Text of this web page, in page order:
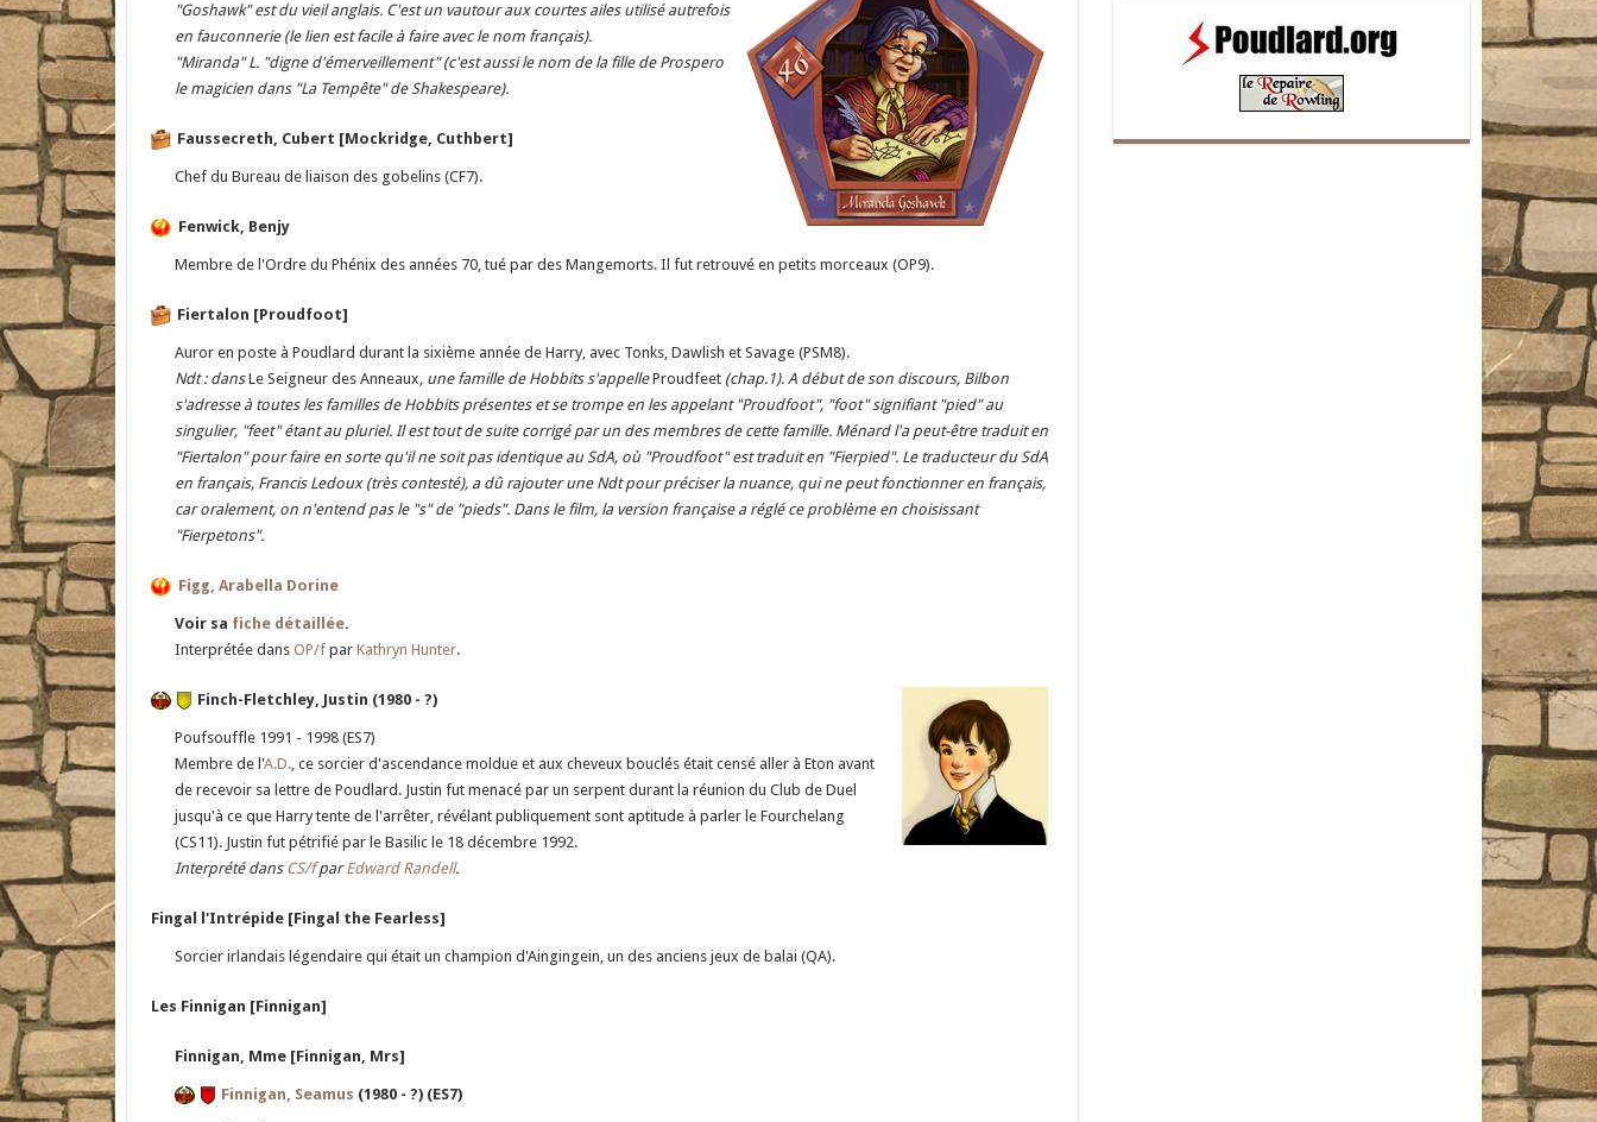
"Goshawk" est du vieil anglais. C'est un vautour aux courtes ailes utilisé autrefois
en fauconnerie (le lien est facile à faire avec le nom français).
"Miranda" L. "digne d'émerveillement" (c'est aussi le nom de la fille de Prospero
le magicien dans "La Tempête" de Shakespeare).
Faussecreth, Cubert [Mockridge, Cuthbert]
Chef du Bureau de liaison des gobelins (CF7).
Fenwick, Benjy
Membre de l'Ordre du Phénix des années 70, tué par des Mangemorts. Il fut retrouvé en petits morceaux (OP9).
Fiertalon [Proudfoot]
Auror en poste à Poudlard durant la sixième année de Harry, avec Tonks, Dawlish et Savage (PSM8).
Ndt : dansLe Seigneur des Anneaux, une famille de Hobbits s'appelleProudfeet (chap.1). A début de son discours, Bilbon
s'adresse à toutes les familles de Hobbits présentes et se trompe en les appelant "Proudfoot", "foot" signifiant "pied" au
singulier, "feet" étant au pluriel. Il est tout de suite corrigé par un des membres de cette famille. Ménard l'a peut-être traduit en
"Fiertalon" pour faire en sorte qu'il ne soit pas identique au SdA, où "Proudfoot" est traduit en "Fierpied". Le traducteur du SdA
en français, Francis Ledoux (très contesté), a dû rajouter une Ndt pour préciser la nuance, qui ne peut fonctionner en français,
car oralement, on n'entend pas le "s" de "pieds". Dans le film, la version française a réglé ce problème en choisissant
"Fierpetons".
Figg, Arabella Dorine
Voir sa fiche détaillée.
Interprétée dans OP/f par Kathryn Hunter.
Finch-Fletchley, Justin (1980 - ?)
Poufsouffle 1991 - 1998 (ES7)
Membre de l'A.D., ce sorcier d'ascendance moldue et aux cheveux bouclés était censé aller à Eton avant
de recevoir sa lettre de Poudlard. Justin fut menacé par un serpent durant la réunion du Club de Duel
jusqu'à ce que Harry tente de l'arrêter, révélant publiquement sont aptitude à parler le Fourchelang
(CS11). Justin fut pétrifié par le Basilic le 18 décembre 1992.
Interprété dans CS/fparEdward Randell.
Fingal l'Intrépide [Fingal the Fearless]
Sorcier irlandais légendaire qui était un champion d'Aingingein, un des anciens jeux de balai (QA).
Les Finnigan [Finnigan]
Finnigan, Mme [Finnigan, Mrs]
Finnigan, Seamus (1980 - ?) (ES7)